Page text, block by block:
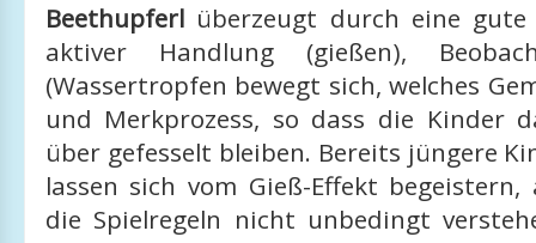
Beethupferlüberzeugt durch eine gute
aktiver Handlung (gießen),
(Wassertropfen bewegt sich, welches
und Merkprozess, so dass die Kinder
über gefesselt bleiben. Bereits jüngere
lassen sich vom Gieß-Effekt
die Spielregeln nicht unbedingt